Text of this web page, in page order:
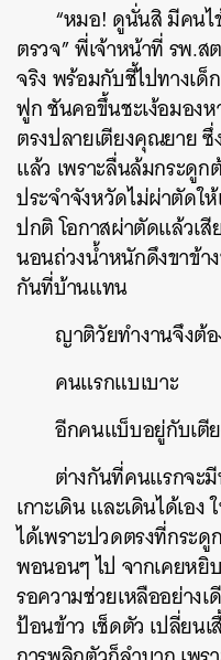
“หมอ! ดูนั่นสิ มีคน
ตรวจ” พี่เจ้าหน้าที่ รพ.
จริง พร้อมกับชี้ไปทางเ
ฟูก ชันคอขึ้นชะเง้อมอง
ตรงปลายเตียงคุณยาย
แล้ว เพราะลื่นล้มกระดู
ประจำจังหวัดไม่ผ่าตัดใ
ปกติ โอกาสผ่าตัดแล้วเ
นอนถ่วงน้ำหนักดึงขาข้า
กันที่บ้านแทน
ญาติวัยทำงานจึงต้
คนแรกแบเบาะ
อีกคนแบ็บอยู่กับเตี
ต่างกันที่คนแรกจะ
เกาะเดิน และเดินได้เ
ได้เพราะปวดตรงที่กระ
พอนอนๆ ไป จากเคยหยิ
รอความช่วยเหลืออย่าง
ป้อนข้าว เช็ดตัว เปลี่ยน